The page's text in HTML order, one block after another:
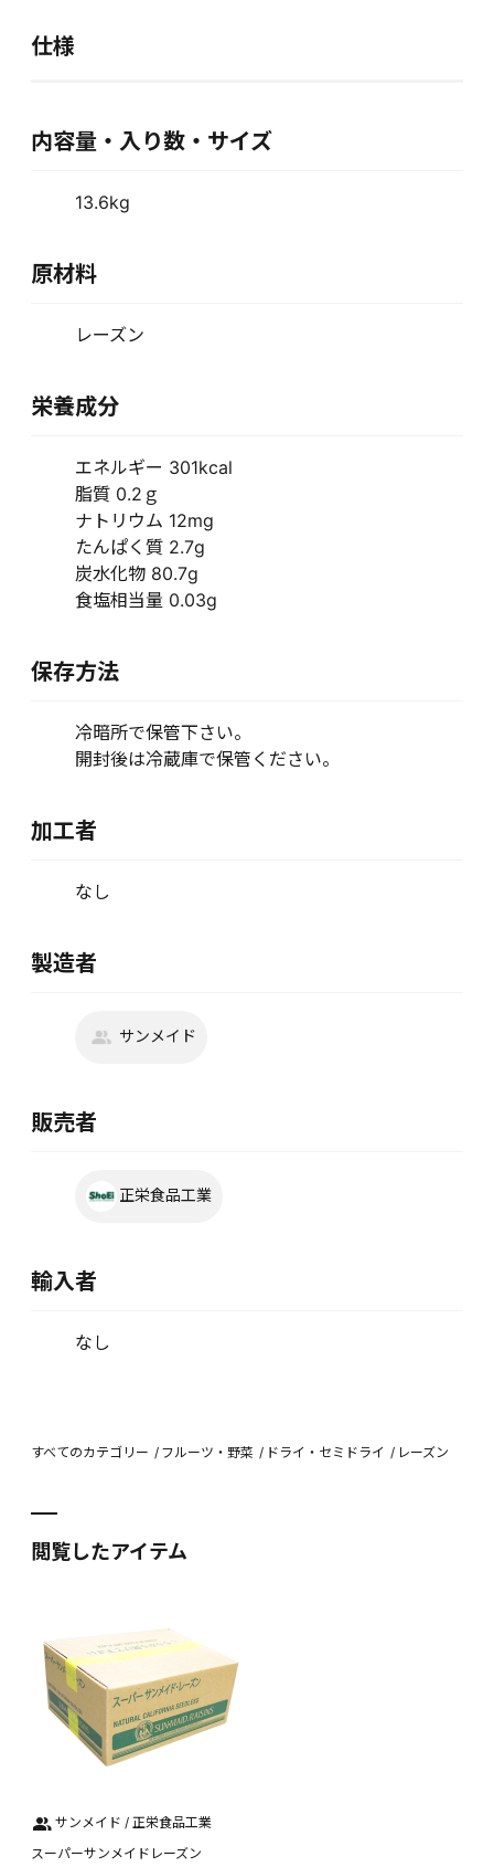
仕様
内容量・入り数・サイズ
13.6kg
原材料
レーズン
栄養成分
エネルギー 301kcal
脂質 0.2ｇ
ナトリウム 12mg
たんぱく質 2.7g
炭水化物 80.7g
食塩相当量 0.03g
保存方法
冷暗所で保管下さい。
開封後は冷蔵庫で保管ください。
加工者
なし
製造者
サンメイド
販売者
正栄食品工業
輸入者
なし
すべてのカテゴリー フルーツ・野菜 ドライ・セミドライ レーズン
閲覧したアイテム
サンメイド / 正栄食品工業
スーパーサンメイドレーズン